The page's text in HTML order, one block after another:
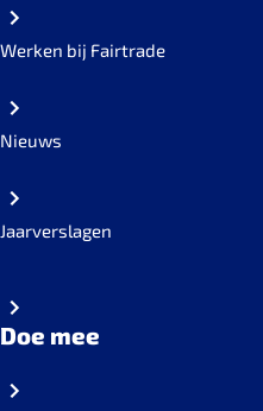
Werken bij Fairtrade
Nieuws
Jaarverslagen
Doe mee